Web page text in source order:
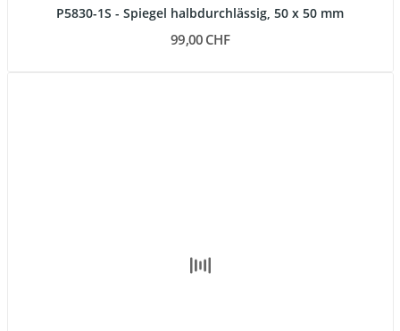
P5830-1S - Spiegel halbdurchlässig, 50 x 50 mm
99,00 CHF